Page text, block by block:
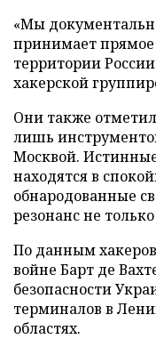
«Мы
принимает прямое
территории
хакерской
Они также
лишь
Москвой.
находятся в
обнародованные
резонанс не
По данным
войне Барт де
безопасности
терминалов в
областях.